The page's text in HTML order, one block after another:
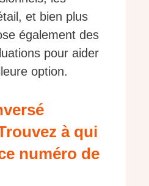
et bien plus
également des
pour aider
option.
à qui
numéro de